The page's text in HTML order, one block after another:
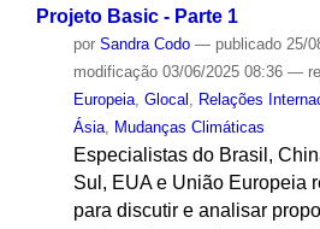
Projeto Basic - Parte 1
por Sandra Codo — publicado25/
modificação03/06/2025 08:36 —
Europeia, Glocal Relações
Ásia, Mudanças Climáticas
Especialistas do Brasil,
Sul, EUA e União Europeia
para discutir e analisar